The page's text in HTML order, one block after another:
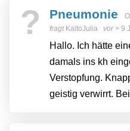
? Pneumonie
fragt KaitoJulia vor> 9
Hallo. Ich hätte
damals ins kh
Verstopfung.
geistig verwirrt.